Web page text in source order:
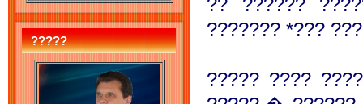
?????
??????? *???
????? ????